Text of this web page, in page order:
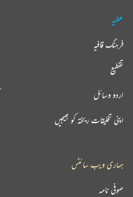
عطیہ
فرہنگ قافیہ
تقطیع
اردو وسائل
اپنی تخلیقات ریختہ کو بھیجیں
ہماری ویب سائٹس
صوفی نامہ